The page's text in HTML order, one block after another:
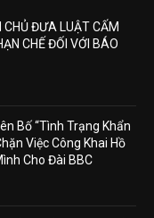
CHỦ ĐƯA LUẬT CẤM
CHẾ ĐỐI VỚI BÁO
Bố “Tình Trạng Khẩn
Việc Công Khai Hồ
Cho Đài BBC